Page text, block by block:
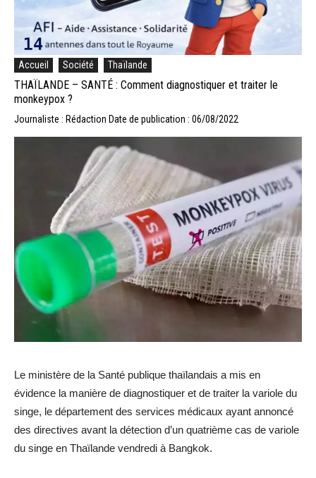
Accueil Société Thaïlande
THAÏLANDE – SANTÉ : Comment diagnostiquer et traiter le
monkeypox ?
Journaliste : Rédaction Date de publication : 06/08/2022
Le ministère de la Santé publique thaïlandais a mis en
évidence la manière de diagnostiquer et de traiter la variole du
singe, le département des services médicaux ayant annoncé
des directives avant la détection d’un quatrième cas de variole
du singe en Thaïlande vendredi à Bangkok.